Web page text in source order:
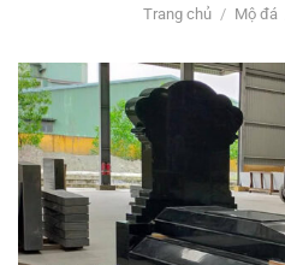
Trang chủ / Mộ đá